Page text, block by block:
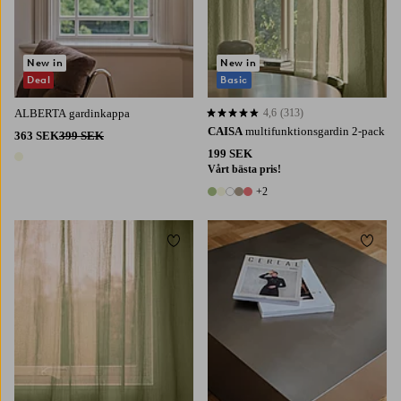
ALBERTA gardinkappa
363 SEK399 SEK
New in
Deal
CAISA multifunktionsgardin 2-pack
199 SEK
Vårt bästa pris!
7 färger
+2
4,6 baserat på 313 st betyg
4,6 (313)
New in
Basic
Lägg till i favoriter
250
Lägg